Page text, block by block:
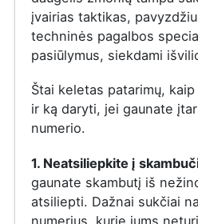
įvairias taktikas,
techninės pagalbos
pasiūlymus, siekdami
Štai keletas patarimų,
ir ką daryti, jei gaunate
numerio.
1. Neatsiliepkite į
gaunate skambutį iš
atsiliepti. Dažnai sukčiai
numerius, kurie jums